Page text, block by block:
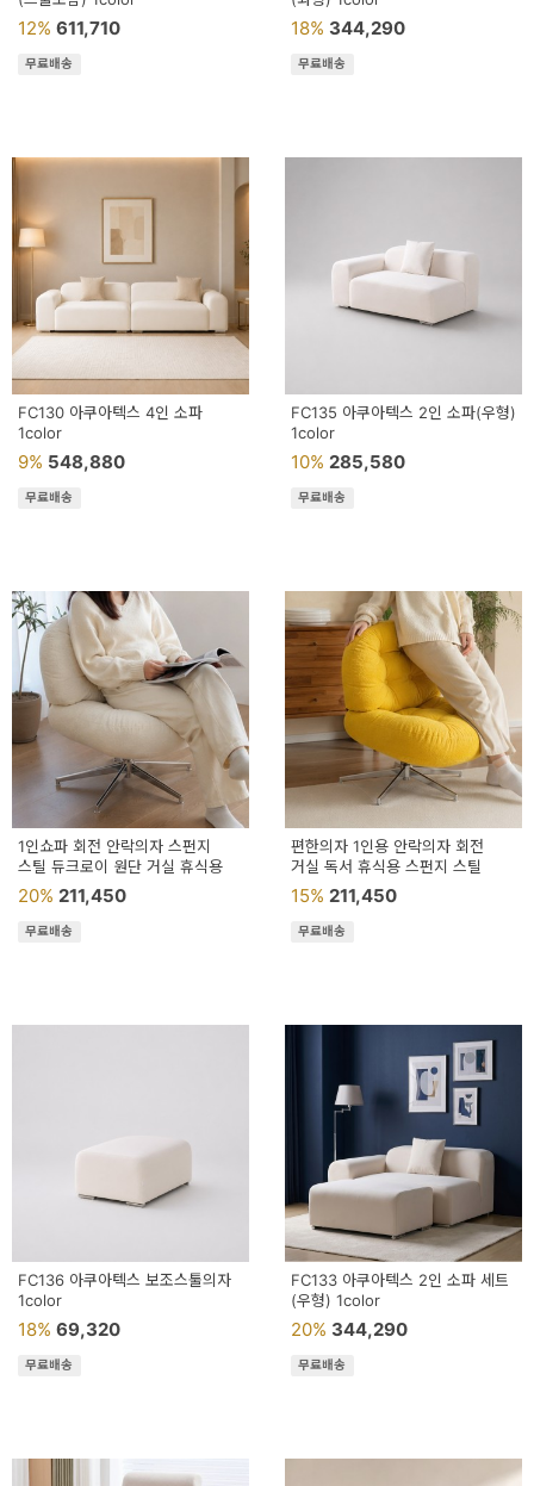
수
예
베
스
트
모
자
이
크
기
획
전
벤
기
획
전
12% 611,710
무료배송
18% 344,290
무료배송
FC130 아쿠아텍스 4인 소파
1color
9% 548,880
무료배송
FC135 아쿠아텍스 2인 소파(우형)
1color
10% 285,580
무료배송
1인쇼파 회전 안락의자 스펀지
스틸 듀크로이 원단 거실 휴식용
20% 211,450
무료배송
편한의자 1인용 안락의자 회전
거실 독서 휴식용 스펀지 스틸
15% 211,450
무료배송
FC136 아쿠아텍스 보조스툴의자
1color
18% 69,320
무료배송
FC133 아쿠아텍스 2인 소파 세트
(우형) 1color
20% 344,290
무료배송